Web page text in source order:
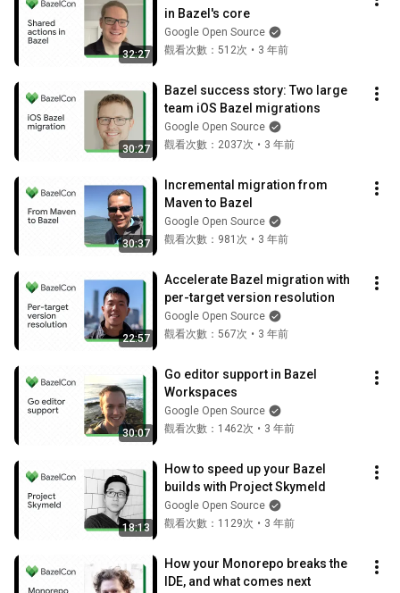
32:27
in Bazel's core
Google Open Source
觀看次數：512次 • 3 年前
30:27
Bazel success story: Two large
team iOS Bazel migrations
Google Open Source
觀看次數：2037次 • 3 年前
30:37
Incremental migration from
Maven to Bazel
Google Open Source
觀看次數：981次 • 3 年前
22:57
Accelerate Bazel migration with
per-target version resolution
Google Open Source
觀看次數：567次 • 3 年前
30:07
Go editor support in Bazel
Workspaces
Google Open Source
觀看次數：1462次 • 3 年前
18:13
How to speed up your Bazel
builds with Project Skymeld
Google Open Source
觀看次數：1129次 • 3 年前
How your Monorepo breaks the
IDE, and what comes next